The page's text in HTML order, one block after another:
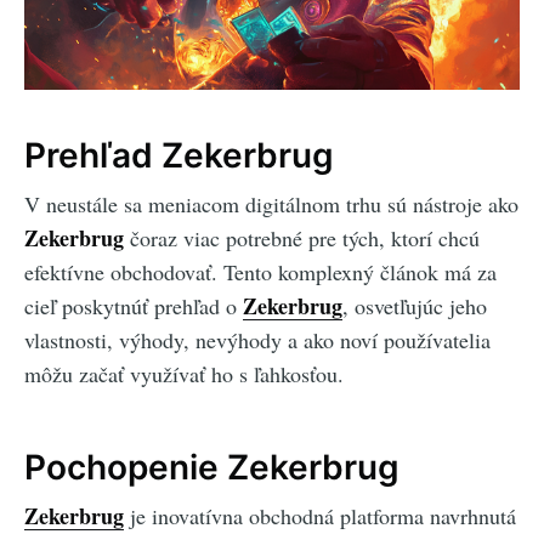
Prehľad Zekerbrug
V neustále sa meniacom digitálnom trhu sú nástroje ako
Zekerbrug čoraz viac potrebné pre tých, ktorí chcú
efektívne obchodovať. Tento komplexný článok má za
cieľ poskytnúť prehľad o Zekerbrug, osvetľujúc jeho
vlastnosti, výhody, nevýhody a ako noví používatelia
môžu začať využívať ho s ľahkosťou.
Pochopenie Zekerbrug
Zekerbrug je inovatívna obchodná platforma navrhnutá